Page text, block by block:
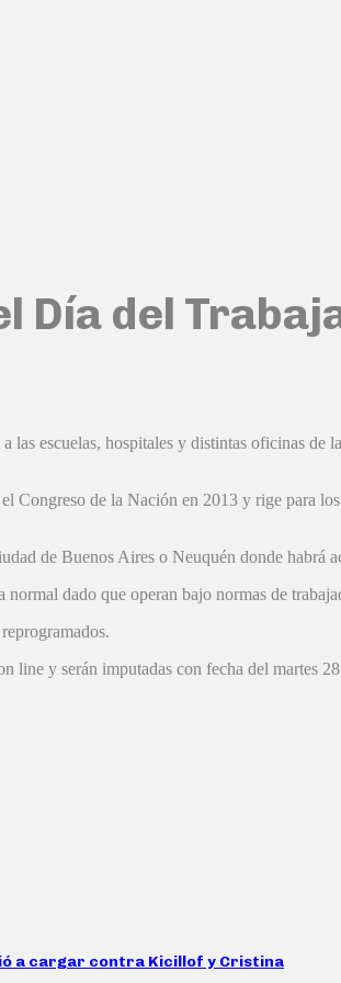
Día del
escuelas, hospitales y distintas oficinas de
de la Nación en 2013 y rige para
de Buenos Aires o Neuquén donde habrá
dado que operan bajo normas de
line y serán imputadas con fecha del martes
a cargar contra Kicillof y Cristina